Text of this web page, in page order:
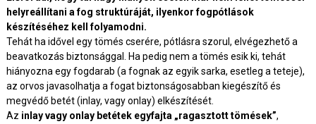
helyreállítani a fog struktúráját, ilyenkor fogpótlások
készítéséhez kell folyamodni.
Tehát ha idővel egy tömés cserére, pótlásra szorul, elvégezhető a
beavatkozás biztonsággal. Ha pedig nem a tömés esik ki, tehát
hiányozna egy fogdarab (a fognak az egyik sarka, esetleg a teteje),
az orvos javasolhatja a fogat biztonságosabban kiegészítő és
megvédő betét (inlay, vagy onlay) elkészítését.
Az inlay vagy onlay betétek egyfajta „ragasztott tömések”,